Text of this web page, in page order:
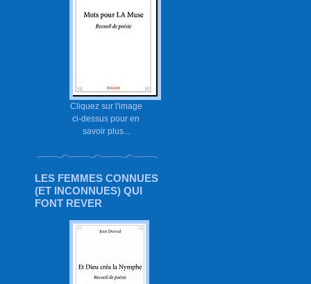
Cliquez sur l'image
ci-dessus pour en
savoir plus...
LES FEMMES CONNUES
(ET INCONNUES) QUI
FONT REVER